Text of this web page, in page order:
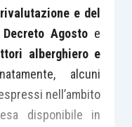
rivalutazione e del
Agosto e
alberghiero e
alcuni
nell’ambito
disponibile in